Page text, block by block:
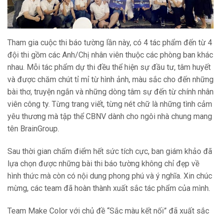
Tham gia cuộc thi báo tường lần này, có 4 tác phẩm đến từ 4
đội thi gồm các Anh/Chị nhân viên thuộc các phòng ban khác
nhau. Mỗi tác phẩm dự thi đều thể hiện sự đầu tư, tâm huyết
và được chăm chút tỉ mỉ từ hình ảnh, màu sắc cho đến những
bài thơ, truyện ngắn và những dòng tâm sự đến từ chính nhân
viên công ty. Từng trang viết, từng nét chữ là những tình cảm
yêu thương mà tập thể CBNV dành cho ngôi nhà chung mang
tên BrainGroup.
Sau thời gian chấm điểm hết sức tích cực, ban giám khảo đã
lựa chọn được những bài thi báo tường không chỉ đẹp về
hình thức mà còn có nội dung phong phú và ý nghĩa. Xin chúc
mừng, các team đã hoàn thành xuất sắc tác phẩm của mình.
Team Make Color với chủ đề “Sắc màu kết nối” đã xuất sắc